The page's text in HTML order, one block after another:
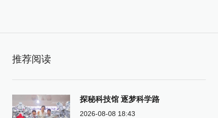
推荐阅读
探秘科技馆 逐梦科学路
2026-08-08 18:43